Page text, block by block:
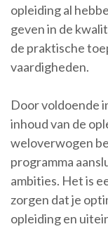
opleiding al
geven in de
de praktische
vaardigheden.
Door voldoende
inhoud van de
weloverwogen
programma
ambities. Het is
zorgen dat je
opleiding en